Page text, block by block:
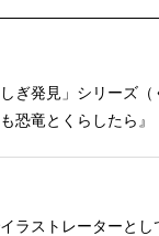
ぎ発見」シリーズ
恐竜とくらしたら』
イラストレーターと